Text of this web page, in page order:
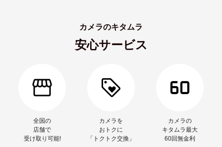
カメラのキタムラ
安心サービス
全国の
店舗で
受け取り可能!
カメラを
おトクに
「トクトク交換」
カメラの
キタムラ最大
60回無金利